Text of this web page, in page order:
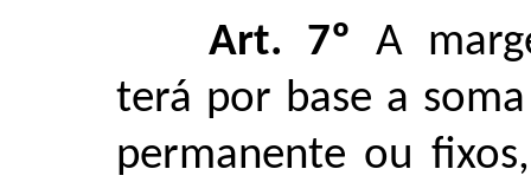
Art. 7º A
terá por base a
permanente ou